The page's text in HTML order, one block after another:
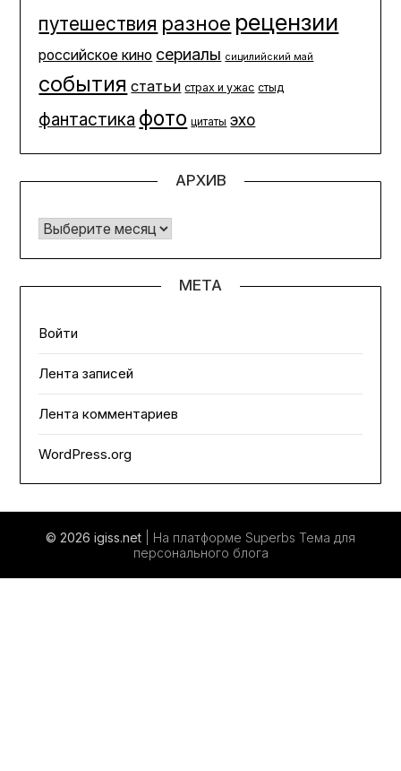
путешествия разное рецензии
российское кино сериалы сицилийский май
события статьи страх и ужас стыд
фантастика фото цитаты эхо
АРХИВ
Архив
МЕТА
Войти
Лента записей
Лента комментариев
WordPress.org
© 2026 igiss.net | На платформе Superbs Тема для
персонального блога